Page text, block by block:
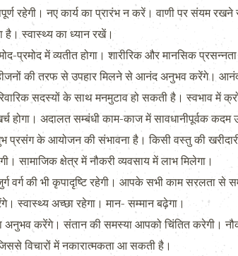
रहेगी। नए कार्य का प्रारंभ न करें। वाणी पर संयम रखने
स्वास्थ्य का ध्यान रखें।
प्रमोद में व्यतीत होगा। शारीरिक और मानसिक
की तरफ से उपहार मिलने से आनंद अनुभव करेंगे।
सदस्यों के साथ मनमुटाव हो सकती है। स्वभाव
अदालत सम्बंधी काम-काज में सावधानीपूर्वक
के आयोजन की संभावना है। किसी वस्तु की
सामाजिक क्षेत्र में नौकरी व्यवसाय में लाभ मिलेगा।
वर्ग की भी कृपादृष्टि रहेगी। आपके सभी काम सरलता से
अच्छा रहेगा। मान- सम्मान बढ़ेगा।
करेंगे। संतान की समस्या आपको चिंतित करेगी।
विचारों में नकारात्मकता आ सकती है।